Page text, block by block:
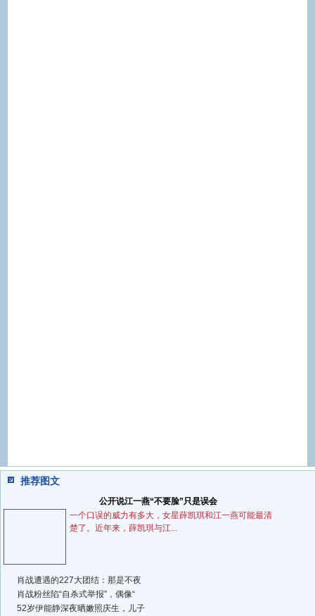
推荐图文
公开说江一燕“不要脸”只是误会
一个口误的威力有多大，女星薛凯琪和江一燕可能最清
楚了。近年来，薛凯琪与江...
肖战遭遇的227大团结：那是不夜
肖战粉丝陷“自杀式举报”，偶像“
52岁伊能静深夜晒嫩照庆生，儿子